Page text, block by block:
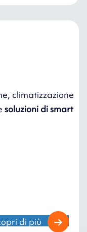
climatizzazione
soluzioni di smart
di più